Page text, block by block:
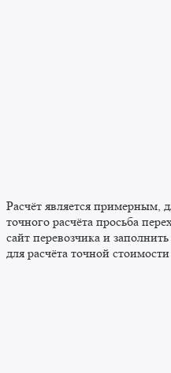
Расчёт является примерным,
точного расчёта просьба
сайт перевозчика и
для расчёта точной